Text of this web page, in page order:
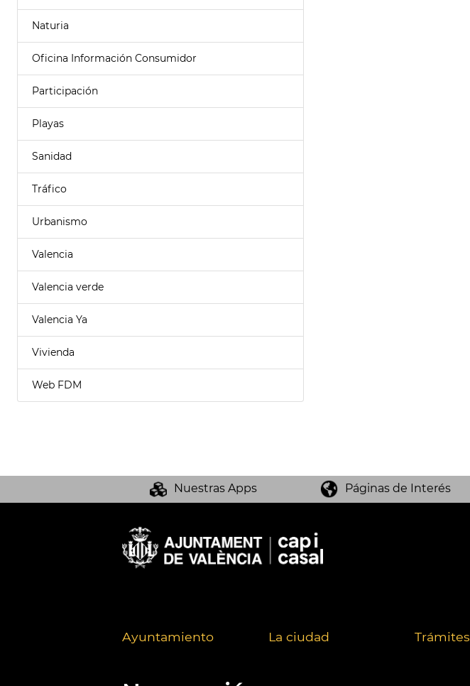
Naturia
Oficina Información Consumidor
Participación
Playas
Sanidad
Tráfico
Urbanismo
Valencia
Valencia verde
Valencia Ya
Vivienda
Web FDM
Nuestras Apps Páginas de Interés
Ayuntamiento La ciudad Trámites